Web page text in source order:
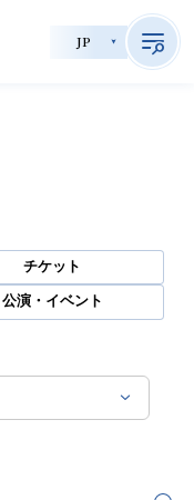
JP
チケット
公演・イベント